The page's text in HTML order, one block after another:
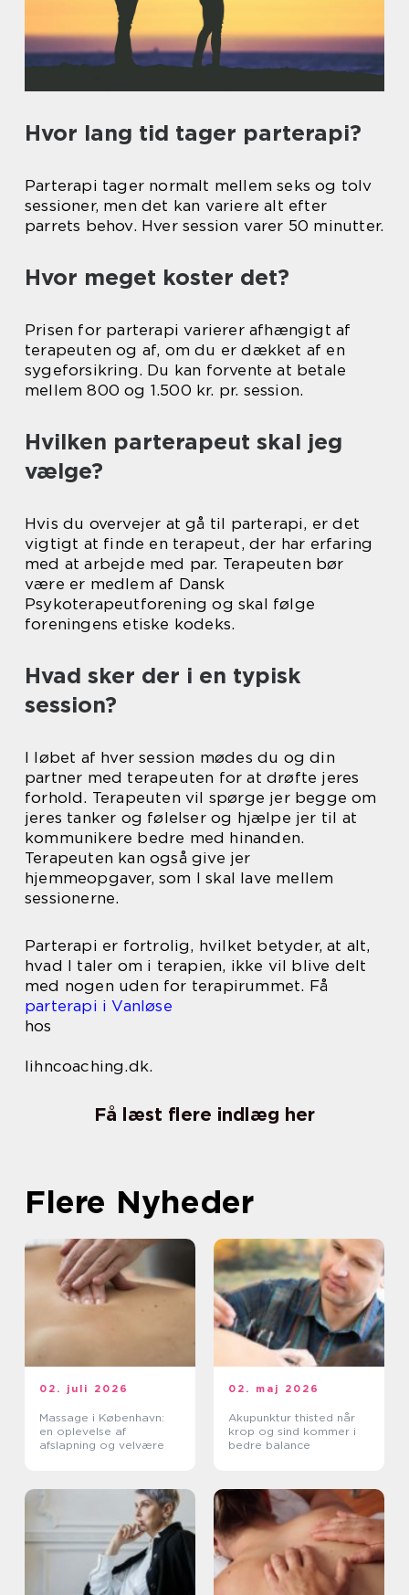
Hvor lang tid tager parterapi?
Parterapi tager normalt mellem seks og tolv
sessioner, men det kan variere alt efter
parrets behov. Hver session varer 50 minutter.
Hvor meget koster det?
Prisen for parterapi varierer afhængigt af
terapeuten og af, om du er dækket af en
sygeforsikring. Du kan forvente at betale
mellem 800 og 1.500 kr. pr. session.
Hvilken parterapeut skal jeg
vælge?
Hvis du overvejer at gå til parterapi, er det
vigtigt at finde en terapeut, der har erfaring
med at arbejde med par. Terapeuten bør
være er medlem af Dansk
Psykoterapeutforening og skal følge
foreningens etiske kodeks.
Hvad sker der i en typisk
session?
I løbet af hver session mødes du og din
partner med terapeuten for at drøfte jeres
forhold. Terapeuten vil spørge jer begge om
jeres tanker og følelser og hjælpe jer til at
kommunikere bedre med hinanden.
Terapeuten kan også give jer
hjemmeopgaver, som I skal lave mellem
sessionerne.
Parterapi er fortrolig, hvilket betyder, at alt,
hvad I taler om i terapien, ikke vil blive delt
med nogen uden for terapirummet. Få
parterapi i Vanløse
hos
lihncoaching.dk.
Få læst flere indlæg her
Flere Nyheder
02. juli 2026
Massage i København:
en oplevelse af
afslapning og velvære
02. maj 2026
Akupunktur thisted når
krop og sind kommer i
bedre balance